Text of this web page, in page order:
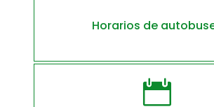
Horarios de
